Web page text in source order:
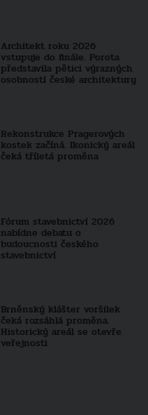
Architekt roku 2026
vstupuje do finále. Porota
představila pětici výrazných
osobností české architektury
Rekonstrukce Pragerových
kostek začíná. Ikonický areál
čeká tříletá proměna
Fórum stavebnictví 2026
nabídne debatu o
budoucnosti českého
stavebnictví
Brněnský klášter voršilek
čeká rozsáhlá proměna.
Historický areál se otevře
veřejnosti